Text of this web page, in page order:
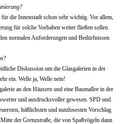
die Innenstadt schon sehr wichtig. Vor allem,
für solche Vorhaben weiter fließen sollen.
normalen Anforderungen und Bedürfnissen
Diskussion um die Glasgalerien in der
ein. Welle ja, Welle nein!
an den Häusern und eine Baumallee in der
und ausdrucksvoller gewesen. SPD und
häßlichsten und nutzlosesten Vorschlag
der Grenzstraße, die von Spaßvögeln dann